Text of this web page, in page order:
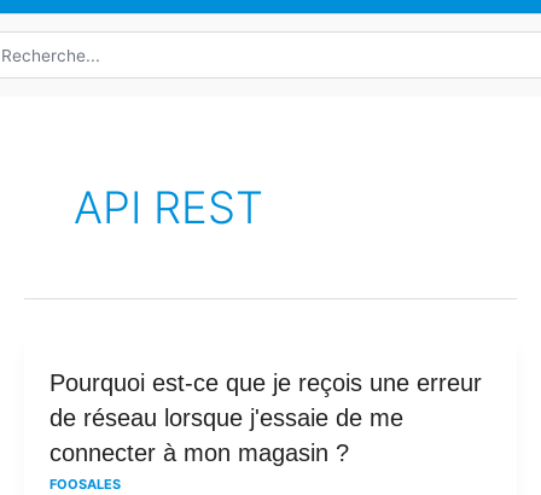
API REST
Pourquoi est-ce que je reçois une erreur
de réseau lorsque j'essaie de me
connecter à mon magasin ?
FOOSALES
Pourquoi
est-